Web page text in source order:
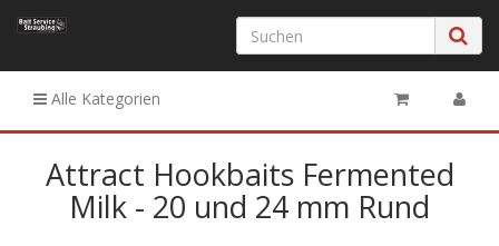
Alle Kategorien
Attract Hookbaits Fermented
Milk - 20 und 24 mm Rund